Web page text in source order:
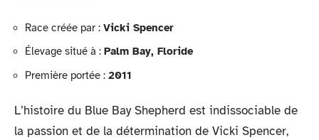
Race créée par : Vicki Spencer
Élevage situé à : Palm Bay, Floride
Première portée : 2011
L’histoire du Blue Bay Shepherd est indissociable de
la passion et de la détermination de Vicki Spencer,